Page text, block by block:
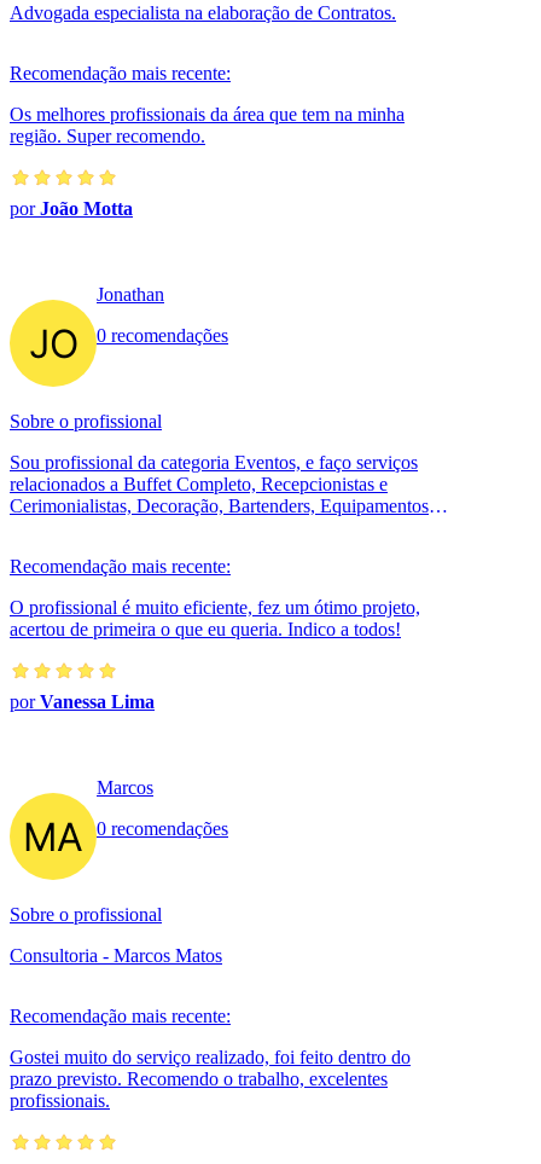
Advogada especialista na elaboração de Contratos.
Recomendação mais recente:
Os melhores profissionais da área que tem na minha
região. Super recomendo.
porJoão Motta
Jonathan
0 recomendações
Sobre o profissional
Sou profissional da categoria Eventos, e faço serviços
relacionados a Buffet Completo, Recepcionistas e
Cerimonialistas, Decoração, Bartenders, Equipamentos
Recomendação mais recente:
O profissional é muito eficiente, fez um ótimo projeto,
acertou de primeira o que eu queria. Indico a todos!
porVanessa Lima
Marcos
0 recomendações
Sobre o profissional
Consultoria - Marcos Matos
Recomendação mais recente:
Gostei muito do serviço realizado, foi feito dentro do
prazo previsto. Recomendo o trabalho, excelentes
profissionais.